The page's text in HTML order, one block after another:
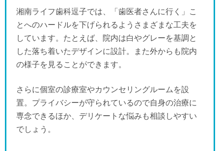
湘南ライフ歯科逗子では、「歯医者さんに行く」こ
とへのハードルを下げられるようさまざまな工夫を
しています。たとえば、院内は白やグレーを基調と
した落ち着いたデザインに設計。また外からも院内
の様子を見ることができます。
さらに個室の診療室やカウンセリングルームを設
置。プライバシーが守られているので自身の治療に
専念できるほか、デリケートな悩みも相談しやすい
でしょう。